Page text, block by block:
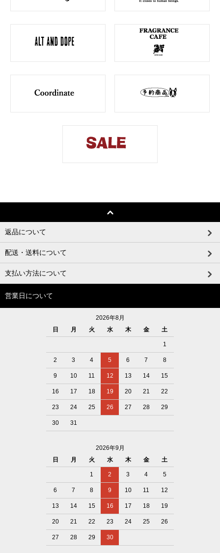
返品について
配送・送料について
支払い方法について
営業日について
2026年8月
日
月 火 水 木 金 土
1
2 3 4 5 6 7 8
9 10 11 12 13 14 15
16 17 18 19 20 21 22
23 24 25 26 27 28 29
30 31
2026年9月
日
月 火 水 木 金 土
1 2 3 4 5
6 7 8 9 10 11 12
13 14 15 16 17 18 19
20 21 22 23 24 25 26
27 28 29 30